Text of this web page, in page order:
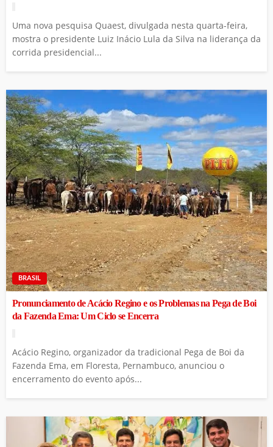
Uma nova pesquisa Quaest, divulgada nesta quarta-feira,
mostra o presidente Luiz Inácio Lula da Silva na liderança da
corrida presidencial...
BRASIL
Pronunciamento de Acácio Regino e os Problemas na Pega de Boi
da Fazenda Ema: Um Ciclo se Encerra
Acácio Regino, organizador da tradicional Pega de Boi da
Fazenda Ema, em Floresta, Pernambuco, anunciou o
encerramento do evento após...